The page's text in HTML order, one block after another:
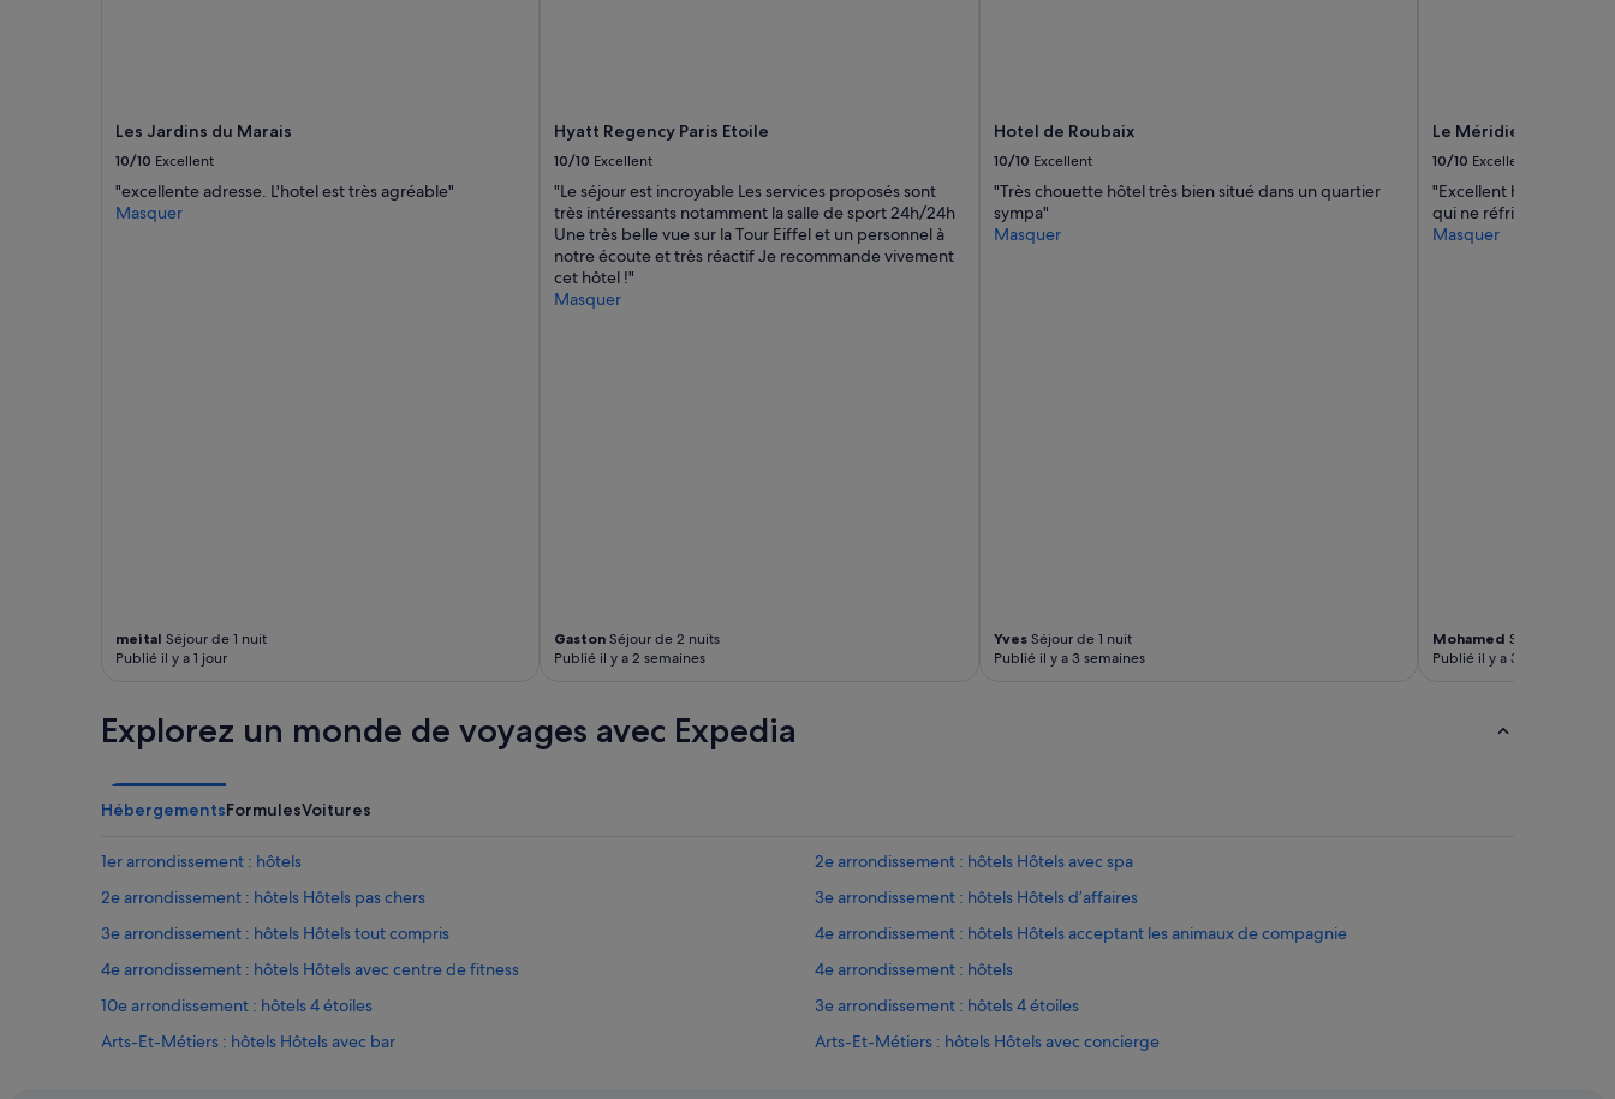
disponibilité
susceptibles
de
changer.
Les Jardins du Marais
10/10 Excellent
"excellente adresse. L'hotel est très agréable"
Masquer
meital Séjour de 1 nuit
Publié il y a 1 jour
Hyatt Regency Paris Etoile
10/10 Excellent
"Le séjour est incroyable Les services proposés sont
très intéressants notamment la salle de sport 24h/24h
Une très belle vue sur la Tour Eiffel et un personnel à
notre écoute et très réactif Je recommande vivement
cet hôtel !"
Masquer
Gaston Séjour de 2 nuits
Publié il y a 2 semaines
Hotel de Roubaix
10/10 Excellent
"Très chouette hôtel très bien situé dans un quartier
sympa"
Masquer
YvesSéjour de 1 nuit
Publié il y a 3 semaines
Le Méridien Paris Arc
10/10 Excellent
"Excellent hôtel bien
qui ne réfrigérait
Masquer
Mohamed Séjour de 2
Publié il y a 3 semaines
Explorez un monde de voyages avec Expedia
HébergementsFormulesVoitures
1er arrondissement : hôtels
2e arrondissement : hôtels Hôtels avec spa
2e arrondissement : hôtels Hôtels pas chers
3e arrondissement : hôtels Hôtels d’affaires
3e arrondissement : hôtels Hôtels tout compris
4e arrondissement : hôtels Hôtels acceptant les animaux de compagnie
4e arrondissement : hôtels Hôtels avec centre de fitness
4e arrondissement : hôtels
10e arrondissement : hôtels 4 étoiles
3e arrondissement : hôtels 4 étoiles
Arts-Et-Métiers : hôtels Hôtels avec bar
Arts-Et-Métiers : hôtels Hôtels avec concierge